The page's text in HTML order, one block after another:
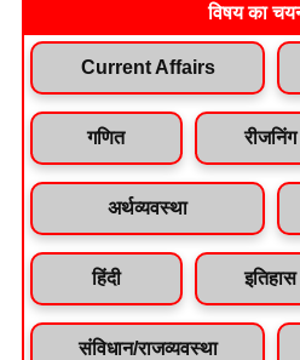
विषय का
Current Affairs
गणित रीजनिंग
अर्थव्यवस्था
हिंदी इतिहास
संविधान/राजव्यवस्था